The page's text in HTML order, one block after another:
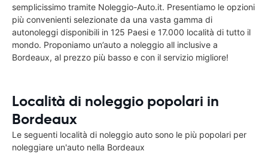
semplicissimo tramite Noleggio-Auto.it. Presentiamo le opzioni
più convenienti selezionate da una vasta gamma di
autonoleggi disponibili in 125 Paesi e 17.000 località di tutto il
mondo. Proponiamo un’auto a noleggio all inclusive a
Bordeaux, al prezzo più basso e con il servizio migliore!
Località di noleggio popolari in
Bordeaux
Le seguenti località di noleggio auto sono le più popolari per
noleggiare un'auto nella Bordeaux